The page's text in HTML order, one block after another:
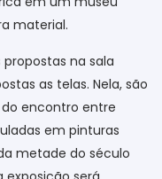
material.
na sala
as telas. Nela, são
encontro entre
em pinturas
metade do século